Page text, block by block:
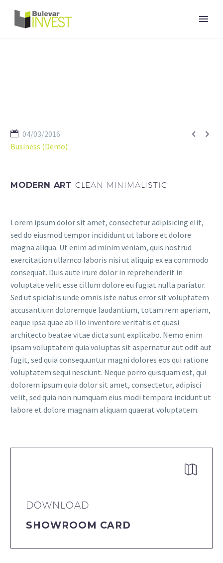
 
04/03/2016
Business (Demo)
MODERN ART CLEAN MINIMALISTIC
Lorem ipsum dolor sit amet, consectetur adipisicing elit,
sed do eiusmod tempor incididunt ut labore et dolore
magna aliqua. Ut enim ad minim veniam, quis nostrud
exercitation ullamco laboris nisi ut aliquip ex ea commodo
consequat. Duis aute irure dolor in reprehenderit in
voluptate velit esse cillum dolore eu fugiat nulla pariatur.
Sed ut spiciatis unde omnis iste natus error sit voluptatem
accusantium doloremque laudantium, totam rem aperiam,
eaque ipsa quae ab illo inventore veritatis et quasi
architecto beatae vitae dicta sunt explicabo. Nemo enim
ipsam voluptatem quia voluptas sit aspernatur aut odit aut
fugit, sed quia consequuntur magni dolores eos qui ratione
voluptatem sequi nesciunt. Neque porro quisquam est, qui
dolorem ipsum quia dolor sit amet, consectetur, adipisci
velit, sed quia non numquam eius modi tempora incidunt ut
labore et dolore magnam aliquam quaerat voluptatem.


DOWNLOAD
SHOWROOM CARD